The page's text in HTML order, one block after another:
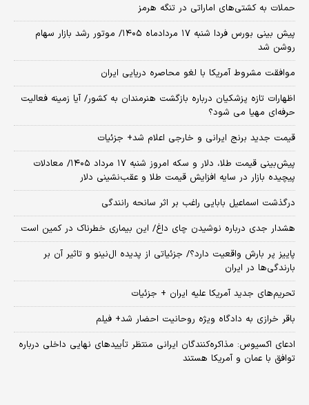
حملات به کشتی‌های اماراتی در تنگه هرمز
پیش بینی بورس فردا شنبه ۱۷ مردادماه ۱۴۰۵/ موتور رشد بازار سهام
روشن شد
موافقت مشروط آمریکا با لغو محاصره دریایی ایران
اظهارات تازه پزشکیان درباره بازگشت هنرمندان به کشور/ آیا زمینه فعالیت
حرفه‌ای مهیا می شود؟
قیمت جدید برنج ایرانی و خارجی اعلام شد+ جزئیات
پیش‌بینی قیمت طلا، دلار و سکه امروز شنبه ۱۷ مرداد ۱۴۰۵/ معادلات
پیچیده بازار در سایه افزایش قیمت طلا و عقب‌نشینی دلار
درگذشت اسماعیل بابایی راغب بر اثر سانحه رانندگی
هشدار جدی درباره نوشیدن چای داغ/ این بیماری خطرناک در کمین است
پاییز پر بارش واقعیت دارد؟/ جزئیاتی از پدیده ال‌نینو و تاثیر آن بر
بارندگی‌ها در ایران
تحریم‌های جدید آمریکا علیه ایران + جزئیات
باقر خرازی به دادگاه ویژه روحانیت احضار شد+ فیلم
ادعای اکسیوس: مذاکره‌کنندگان ایرانی منتظر تأییدهای نهایی داخلی درباره
توافق با عمان و آمریکا هستند